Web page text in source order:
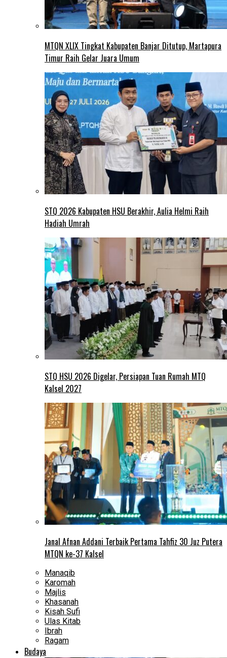
MTQN XLIX Tingkat Kabupaten Banjar Ditutup, Martapura
Timur Raih Gelar Juara Umum
STQ 2026 Kabupaten HSU Berakhir, Aulia Helmi Raih
Hadiah Umrah
STQ HSU 2026 Digelar, Persiapan Tuan Rumah MTQ
Kalsel 2027
Janal Afnan Addani Terbaik Pertama Tahfiz 30 Juz Putera
MTQN ke-37 Kalsel
Manaqib
Karomah
Majlis
Khasanah
Kisah Sufi
Ulas Kitab
Ibrah
Ragam
Budaya